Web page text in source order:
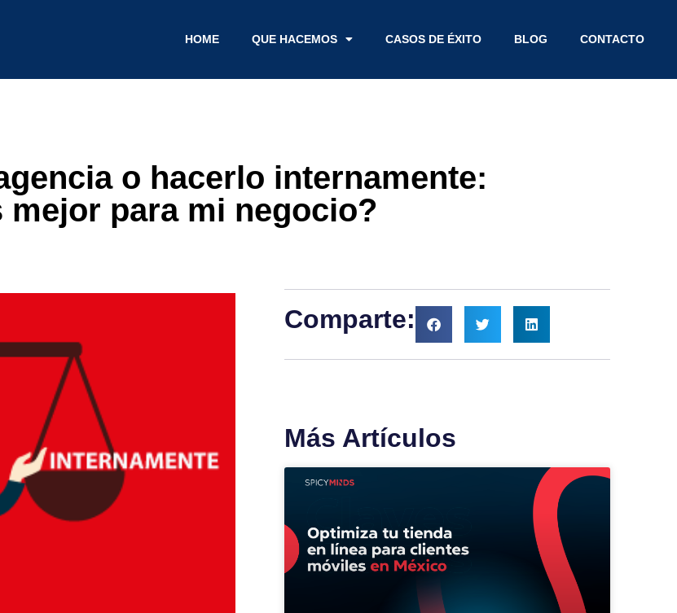
HOME QUE HACEMOS CASOS DE ÉXITO BLOG CONTACTO
o hacerlo internamente:
mejor para mi negocio?
Comparte:
Más Artículos